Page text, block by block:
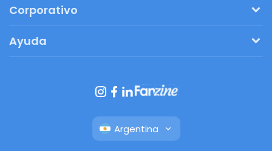
Corporativo
Regalos originales
Ayuda
Botón de arrepentimiento
Argentina